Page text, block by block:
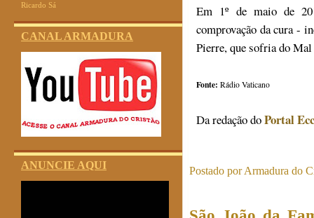
Ricardo Sá
CANAL ARMADURA
ANUNCIE AQUI
Em 1º de maio de
comprovação da cura -
Pierre, que sofria do
Fonte: Rádio Vaticano
Da redação doPortal
Postado porArmadura do